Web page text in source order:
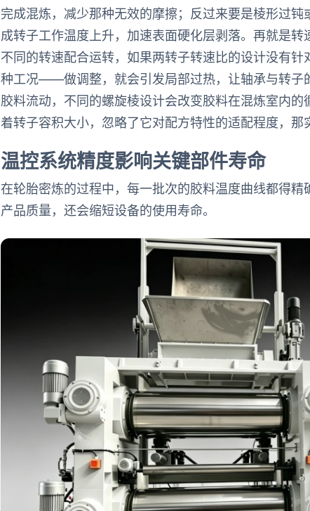
完成混炼，减少那种无效的摩擦；反过来要是棱形过
成转子工作温度上升，加速表面硬化层剥落。再就是
不同的转速配合运转，如果两转子转速比的设计没有
种工况——做调整，就会引发局部过热，让轴承与转子
胶料流动，不同的螺旋棱设计会改变胶料在混炼室内
着转子容积大小，忽略了它对配方特性的适配程度，那
温控系统精度影响关键部件寿命
在轮胎密炼的过程中，每一批次的胶料温度曲线都得
产品质量，还会缩短设备的使用寿命。